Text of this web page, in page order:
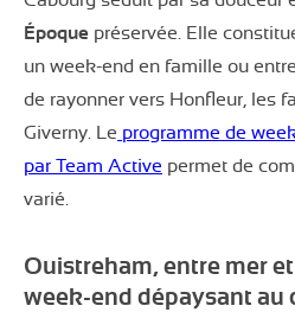
Époque préservée. Elle
un week-end en famille ou
de rayonner vers Honfleur, les
Giverny. Le programme de
par Team Active permet de
varié.
Ouistreham, entre mer
week-end dépaysant au